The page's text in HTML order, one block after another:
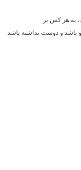
به هر كس بر
باشد و دوست نداشته باشد